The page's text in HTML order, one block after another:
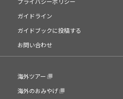
ガイドライン
ガイドブックに投稿する
お問い合わせ
海外ツアー
海外のおみやげ